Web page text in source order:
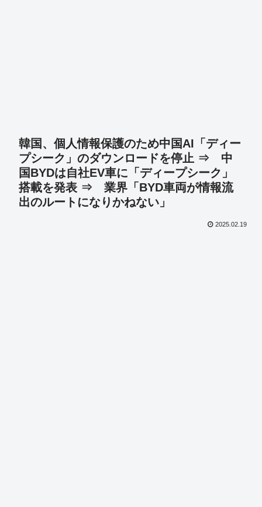
韓国、個人情報保護のため中国AI「ディー
プシーク」のダウンロードを停止 ⇒ 中
国BYDは自社EV車に「ディープシーク」
搭載を発表 ⇒ 業界「BYD車両が情報流
出のルートになりかねない」
2025.02.19